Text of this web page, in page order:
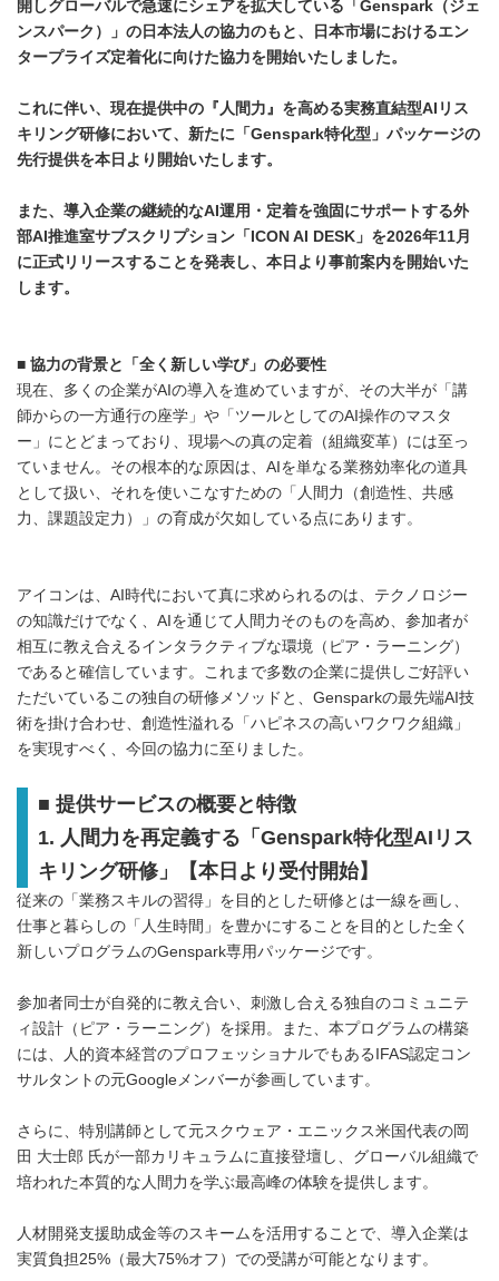
開しグローバルで急速にシェアを拡大している「 Genspark （ジェ
ンスパーク）」の日本法人の協力のもと、日本市場におけるエン
タープライズ定着化に向けた協力を開始いたしました。
これに伴い、現在提供中の『人間力』を高める実務直結型AI リス
キリング研修において、新たに「 Genspark特化型」パッケージの
先行提供を本日より開始いたします。
また、導入企業の継続的なAI 運用・定着を強固にサポートする外
部AI 推進室サブスクリプション「 ICON AI DESK 」を2026年11月
に正式リリースすることを発表し、本日より事前案内を開始いた
します。
■ 協力の背景と「全く新しい学び」の必要性
現在、多くの企業がAIの導入を進めていますが、その大半が「講
師からの一方通行の座学」や「ツールとしてのAI操作のマスタ
ー」にとどまっており、現場への真の定着（組織変革）には至っ
ていません。その根本的な原因は、AIを単なる業務効率化の道具
として扱い、それを使いこなすための「人間力（創造性、共感
力、課題設定力）」の育成が欠如している点にあります。
アイコンは、AI時代において真に求められるのは、テクノロジー
の知識だけでなく、AIを通じて人間力そのものを高め、参加者が
相互に教え合えるインタラクティブな環境（ピア・ラーニング）
であると確信しています。これまで多数の企業に提供しご好評い
ただいているこの独自の研修メソッドと、Gensparkの最先端AI技
術を掛け合わせ、創造性溢れる「ハピネスの高いワクワク組織」
を実現すべく、今回の協力に至りました。
■ 提供サービスの概要と特徴
1. 人間力を再定義する「Genspark特化型AIリス
キリング研修」【本日より受付開始】
従来の「業務スキルの習得」を目的とした研修とは一線を画し、
仕事と暮らしの「人生時間」を豊かにすることを目的とした全く
新しいプログラムのGenspark専用パッケージです。
参加者同士が自発的に教え合い、刺激し合える独自のコミュニテ
ィ設計（ピア・ラーニング）を採用。また、本プログラムの構築
には、人的資本経営のプロフェッショナルでもあるIFAS認定コン
サルタントの元Googleメンバーが参画しています。
さらに、特別講師として元スクウェア・エニックス米国代表の岡
田 大士郎 氏が一部カリキュラムに直接登壇し、グローバル組織で
培われた本質的な人間力を学ぶ最高峰の体験を提供します。
人材開発支援助成金等のスキームを活用することで、導入企業は
実質負担25%（最大75%オフ）での受講が可能となります。